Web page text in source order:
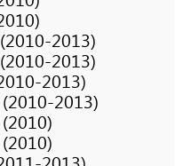
2013)
2013)
2013)
2013)